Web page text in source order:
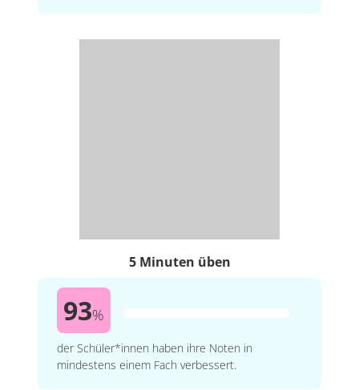
5 Minuten üben
93%
der Schüler*innen haben ihre Noten in
mindestens einem Fach verbessert.